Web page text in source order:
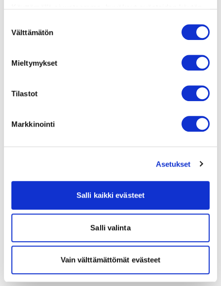
valinta
Välttämätön
Mieltymykset
Tilastot
Markkinointi
Asetukset
Salli kaikki evästeet
Salli valinta
Vain välttämättömät evästeet